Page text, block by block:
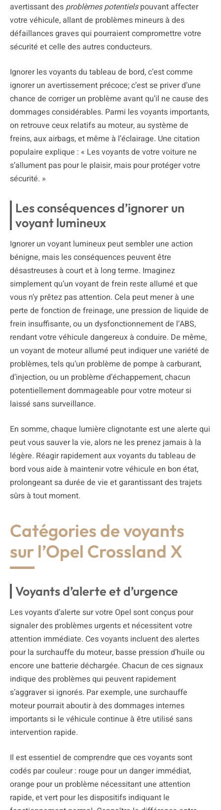
avertissant desproblèmes potentielspouvant affecter
votre véhicule, allant de problèmes mineurs à des
défaillances graves qui pourraient compromettre votre
sécurité et celle des autres conducteurs.
Ignorer les voyants du tableau de bord, c’est comme
ignorer un avertissement précoce; c’est se priver d’une
chance de corriger un problème avant qu’il ne cause des
dommages considérables. Parmi les voyants importants,
on retrouve ceux relatifs au moteur, au système de
freins, aux airbags, et même à l’éclairage. Une citation
populaire explique : « Les voyants de votre voiture ne
s’allument pas pour le plaisir, mais pour protéger votre
sécurité. »
Les conséquences d’ignorer un
voyant lumineux
Ignorer un voyant lumineux peut sembler une action
bénigne, mais les conséquences peuvent être
désastreuses à court et à long terme. Imaginez
simplement qu’un voyant de frein reste allumé et que
vous n’y prêtez pas attention. Cela peut mener à une
perte de fonction de freinage, une pression de liquide de
frein insuffisante, ou un dysfonctionnement de l’ABS,
rendant votre véhicule dangereux à conduire. De même,
un voyant de moteur allumé peut indiquer une variété de
problèmes, tels qu’un problème de pompe à carburant,
d’injection, ou un problème d’échappement, chacun
potentiellement dommageable pour votre moteur si
laissé sans surveillance.
En somme, chaque lumière clignotante est une alerte qui
peut vous sauver la vie, alors ne les prenez jamais à la
légère. Réagir rapidement aux voyants du tableau de
bord vous aide à maintenir votre véhicule en bon état,
prolongeant sa durée de vie et garantissant des trajets
sûrs à tout moment.
Catégories de voyants
sur l’Opel Crossland X
Voyants d’alerte et d’urgence
Les voyants d’alerte sur votre Opel sont conçus pour
signaler des problèmes urgents et nécessitent votre
attention immédiate. Ces voyants incluent des alertes
pour la surchauffe du moteur, basse pression d’huile ou
encore une batterie déchargée. Chacun de ces signaux
indique des problèmes qui peuvent rapidement
s’aggraver si ignorés. Par exemple, une surchauffe
moteur pourrait aboutir à des dommages internes
importants si le véhicule continue à être utilisé sans
intervention rapide.
Il est essentiel de comprendre que ces voyants sont
codés par couleur : rouge pour un danger immédiat,
orange pour un problème nécessitant une attention
rapide, et vert pour les dispositifs indiquant le